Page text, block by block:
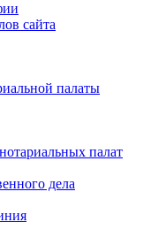
сайта
палаты
палат
дела